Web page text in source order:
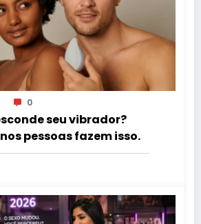
0
seu vibrador?
pessoas fazem isso.